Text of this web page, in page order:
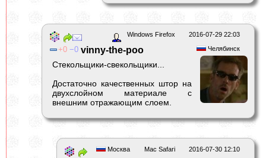
2016-07-29 22:03
Windows Firefox
Челябинск
0 0 vinny-the-poo
Стекольщики-свекольщики...
Достаточно качественных штор на
двухслойном материале с
внешним отражающим слоем.
2016-07-30 12:10
Mac Safari
Москва